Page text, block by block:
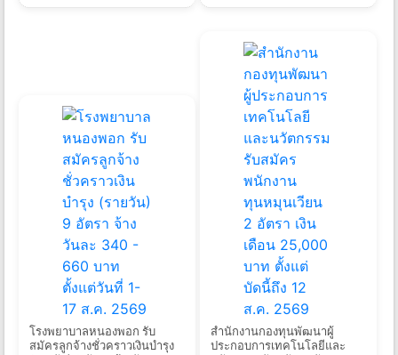
โรงพยาบาลหนองพอก รับ
สมัครลูกจ้างชั่วคราวเงินบำรุง
สำนักงานกองทุนพัฒนาผู้
ประกอบการเทคโนโลยีและ